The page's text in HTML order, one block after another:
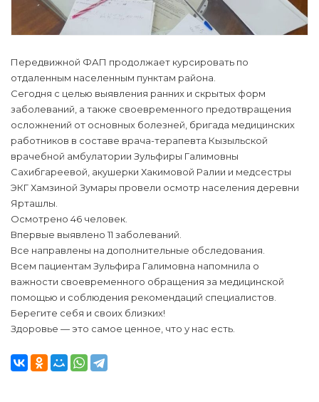
Передвижной ФАП продолжает курсировать по
отдаленным населенным пунктам района.
Сегодня с целью выявления ранних и скрытых форм
заболеваний, а также своевременного предотвращения
осложнений от основных болезней, бригада медицинских
работников в составе врача-терапевта Кызыльской
врачебной амбулатории Зульфиры Галимовны
Сахибгареевой, акушерки Хакимовой Ралии и медсестры
ЭКГ Хамзиной Зумары провели осмотр населения деревни
Ярташлы.
Осмотрено 46 человек.
Впервые выявлено 11 заболеваний.
Все направлены на дополнительные обследования.
Всем пациентам Зульфира Галимовна напомнила о
важности своевременного обращения за медицинской
помощью и соблюдения рекомендаций специалистов.
Берегите себя и своих близких!
Здоровье — это самое ценное, что у нас есть.